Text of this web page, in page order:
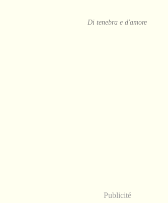
Di tenebra e d'amore
Publicité